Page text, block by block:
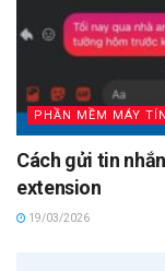
PHẦN MỀM MÁY
Cách gửi tin
extension
19/03/2026